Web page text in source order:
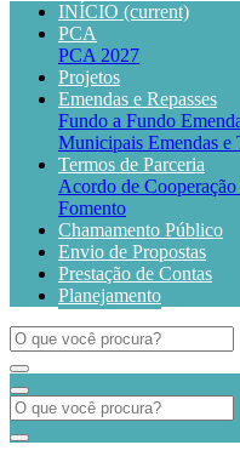
INÍCIO (current)
PCA
PCA 2027
Projetos
Emendas e Repasses
Fundo a Fundo
Municipais Emendas e
Termos de Parceria
Acordo de Cooperação
Fomento
Chamamento Público
Envio de Propostas
Prestação de Contas
Planejamento